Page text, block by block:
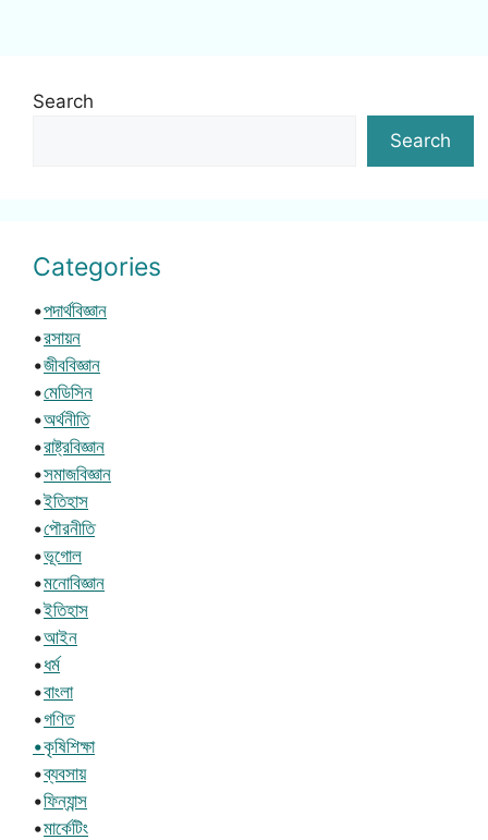
Search
Search
Categories
•পদার্থবিজ্ঞান
•রসায়ন
•জীববিজ্ঞান
•মেডিসিন
•অর্থনীতি
•রাষ্ট্রবিজ্ঞান
•সমাজবিজ্ঞান
•ইতিহাস
•পৌরনীতি
•ভূগোল
•মনোবিজ্ঞান
•ইতিহাস
•আইন
•ধর্ম
•বাংলা
•গণিত
•কৃষিশিক্ষা
•ব্যবসায়
•ফিন্যান্স
•মার্কেটিং